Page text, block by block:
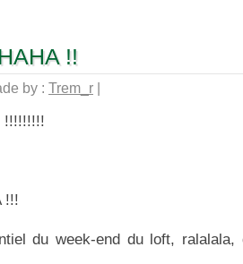
!!
by : Trem_r |
!!!!!!!!!
!!!
du week-end du loft, ralalala,